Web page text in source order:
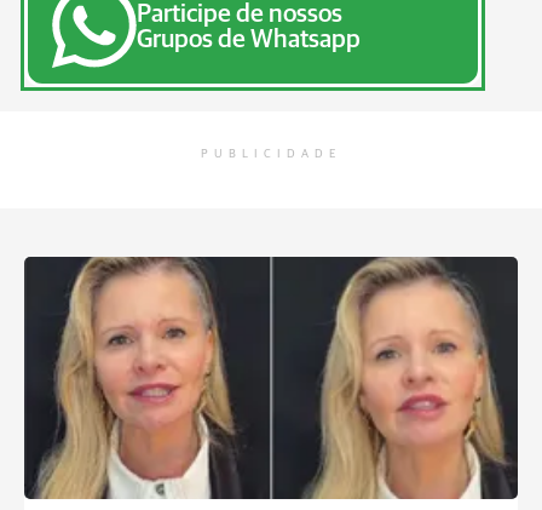
Participe de nossos
Grupos de Whatsapp
PUBLICIDADE